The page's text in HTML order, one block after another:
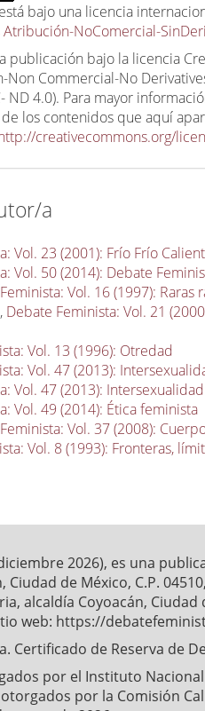
bajo una licencia
Atribución-NoComercial-
publicación bajo la licencia
Non Commercial-No
ND 4.0). Para mayor
los contenidos que aquí
creativecommons.org/
a
Vol. 23 (2001): Frío Frío
Vol. 50 (2014): Debate
Vol. 16 (1997): Raras
, Debate Feminista: Vol. 21
Vol. 13 (1996): Otredad
Vol. 47 (2013):
Vol. 47 (2013): Intersexualidad
Vol. 49 (2014): Ética feminista
Vol. 37 (2008):
Vol. 8 (1993): Fronteras,
diciembre 2026), es una
de México, C.P.
alcaldía Coyoacán, Ciudad
web: https://
de Reserva de
por el Instituto
por la Comisión